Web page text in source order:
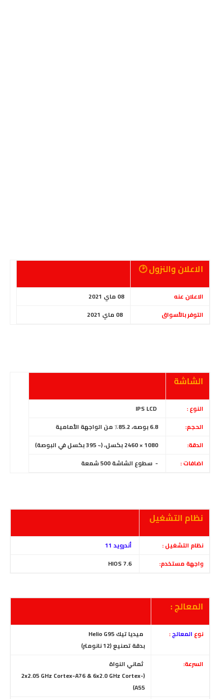
الاعلان والنزول 🕑
الاعلان عنه
08 ماي 2021
التوفر بالأسواق
الشاشة
النوع :
الحجم:
الدقة:
اضافات :
- سطوع الشاشة 500 شمعة
نظام التشغيل
نظام التشغيل :
أندرويد 11
واجهة مستخدم:
المعالج :
نوع المعالج:
ميديا تيك Helio G95
بدقة تصنيع (12 نانومتر)
السرعة:
ثماني النواة
(2x2.05 GHz Cortex-A76 & 6x2.0 GHz Cortex-
A55)